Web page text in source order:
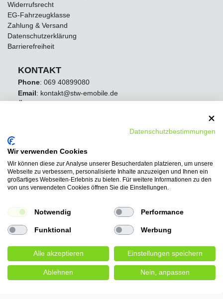
Widerrufsrecht
EG-Fahrzeugklasse
Zahlung & Versand
Datenschutzerklärung
Barrierefreiheit
KONTAKT
Phone: 069 40899080
Email: kontakt@stw-emobile.de
Datenschutzbestimmungen
Wir verwenden Cookies
Wir können diese zur Analyse unserer Besucherdaten platzieren, um unsere
Webseite zu verbessern, personalisierte Inhalte anzuzeigen und Ihnen ein
großartiges Webseiten-Erlebnis zu bieten. Für weitere Informationen zu den
von uns verwendeten Cookies öffnen Sie die Einstellungen.
Notwendig Performance
Funktional Werbung
Alle akzeptieren Einstellungen speichern
Ablehnen Nein, anpassen